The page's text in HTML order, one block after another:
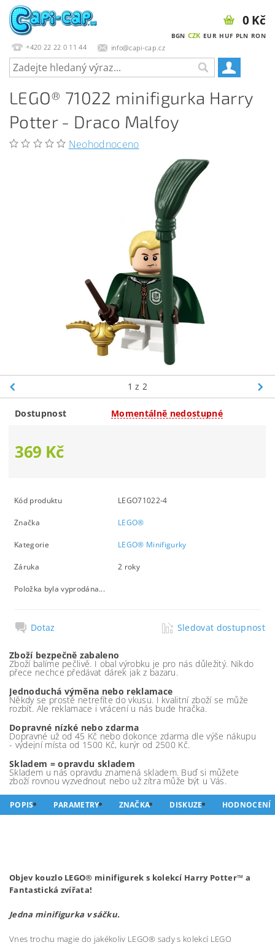
+420 22 22 0 11 44 info@capi-cap.cz
BGN CZK EUR HUF PLN RON
0 Kč
LEGO® 71022 minifigurka Harry
Potter - Draco Malfoy
Neohodnoceno
1 z 2
Dostupnost Momentálně nedostupné
369 Kč
Kód produktu LEGO71022-4
Značka LEGO®
Kategorie LEGO® Minifigurky
Záruka 2 roky
Položka byla vyprodána...
Dotaz Sledovat dostupnost
Zboží bezpečně zabaleno
Zboží balíme pečlivě. I obal výrobku je pro nás důležitý. Nikdo
přece nechce předávat dárek jak z bazaru.
Jednoduchá výměna nebo reklamace
Někdy se prostě netrefíte do vkusu. I kvalitní zboží se může
rozbít. Ale reklamace i vrácení u nás bude hračka.
Dopravné nízké nebo zdarma
Dopravné už od 45 Kč nebo dokonce zdarma dle výše nákupu
- výdejní místa od 1500 Kč, kurýr od 2500 Kč.
Skladem = opravdu skladem
Skladem u nás opravdu znamená skladem. Buď si můžete
zboží rovnou vyzvednout nebo už zítra může být u Vás.
POPIS PARAMETRY ZNAČKA DISKUZE HODNOCENÍ
Objev kouzlo LEGO® minifigurek s kolekcí Harry Potter™ a
Fantastická zvířata!
Jedna minifigurka v sáčku.
Vnes trochu magie do jakékoliv LEGO® sady s kolekcí LEGO